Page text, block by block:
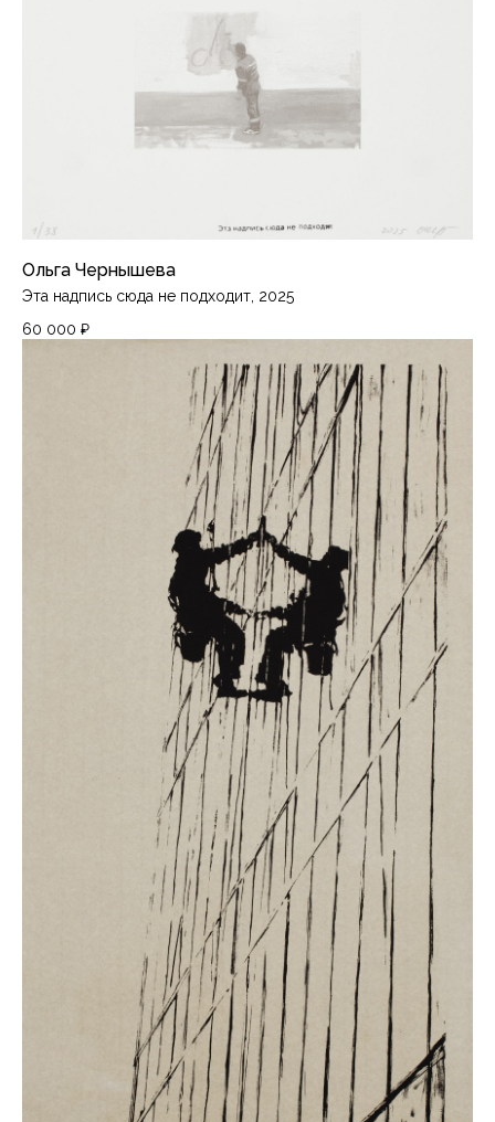
Ольга Чернышева
Эта надпись сюда не подходит, 2025
60 000 ₽